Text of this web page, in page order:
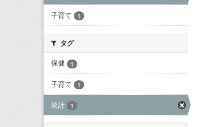
子育て 1
タグ
保健
1
子育て 1
統計 1